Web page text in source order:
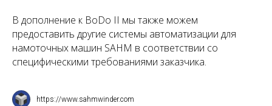
В дополнение к BoDo II мы также можем
предоставить другие системы автоматизации для
намоточных машин SAHM в соответствии со
специфическими требованиями заказчика.
https://www.sahmwinder.com